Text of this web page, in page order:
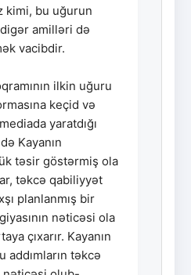
kimi, bu uğurun
amilləri də
vacibdir.
ilkin uğuru
keçid və
yaratdığı
Kayanın
təsir göstərmiş ola
təkcə qabiliyyət
planlanmış bir
nəticəsi ola
çıxarır. Kayanın
addımların təkcə